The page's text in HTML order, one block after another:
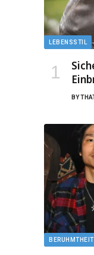
LEBENSSTIL
BY
BERUHMTHEIT